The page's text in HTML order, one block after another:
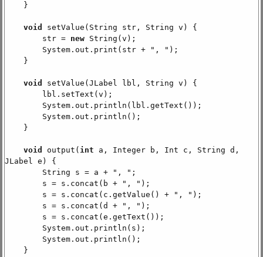
}
void
setValue(String str, String v) {
str = new String(v);
System.out.print(str + ", ");
}
void
setValue(JLabel lbl, String v) {
lbl.setText(v);
System.out.println(lbl.getText());
System.out.println();
}
void output( int a, Integer b, Int c, String d,
JLabel e) {
String s = a + ", ";
s = s.concat(b + ", ");
s = s.concat(c.getValue() + ", ");
s = s.concat(d + ", ");
s = s.concat(e.getText());
System.out.println(s);
System.out.println();
}